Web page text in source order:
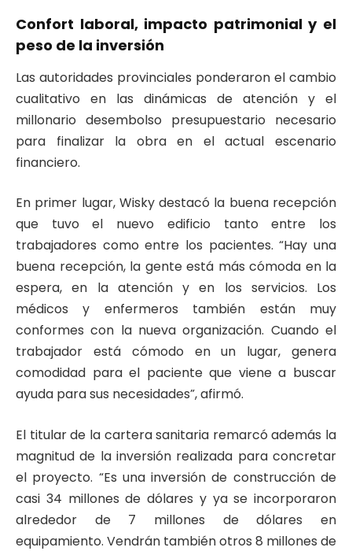
Confort laboral, impacto patrimonial y el
peso de la inversión
Las autoridades provinciales ponderaron el cambio
cualitativo en las dinámicas de atención y el
millonario desembolso presupuestario necesario
para finalizar la obra en el actual escenario
financiero.
En primer lugar, Wisky destacó la buena recepción
que tuvo el nuevo edificio tanto entre los
trabajadores como entre los pacientes. “Hay una
buena recepción, la gente está más cómoda en la
espera, en la atención y en los servicios. Los
médicos y enfermeros también están muy
conformes con la nueva organización. Cuando el
trabajador está cómodo en un lugar, genera
comodidad para el paciente que viene a buscar
ayuda para sus necesidades”, afirmó.
El titular de la cartera sanitaria remarcó además la
magnitud de la inversión realizada para concretar
el proyecto. “Es una inversión de construcción de
casi 34 millones de dólares y ya se incorporaron
alrededor de 7 millones de dólares en
equipamiento. Vendrán también otros 8 millones de